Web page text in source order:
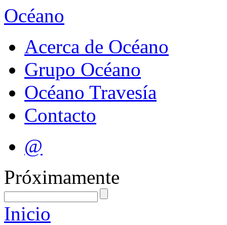
Océano
Acerca de Océano
Grupo Océano
Océano Travesía
Contacto
@
Próximamente
Inicio